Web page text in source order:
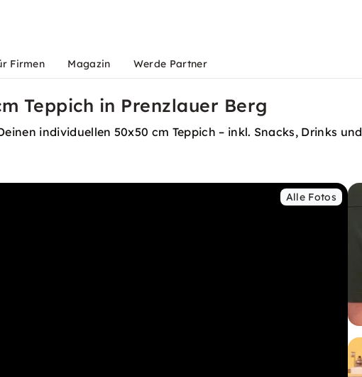
Firmen Magazin Werde Partner
Teppich in Prenzlauer Berg
individuellen 50x50 cm Teppich – inkl. Snacks, Drinks
Alle Fotos